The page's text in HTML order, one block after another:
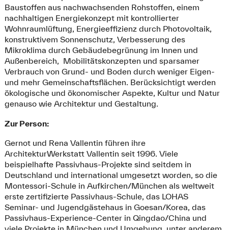
Baustoffen aus nachwachsenden Rohstoffen, einem
nachhaltigen Energiekonzept mit kontrollierter
Wohnraumlüftung, Energieeffizienz durch Photovoltaik,
konstruktivem Sonnenschutz, Verbesserung des
Mikroklima durch Gebäudebegrünung im Innen und
Außenbereich, Mobilitätskonzepten und sparsamer
Verbrauch von Grund- und Boden durch weniger Eigen-
und mehr Gemeinschaftsflächen. Berücksichtigt werden
ökologische und ökonomischer Aspekte, Kultur und Natur
genauso wie Architektur und Gestaltung.
Zur Person:
Gernot und Rena Vallentin führen ihre
ArchitekturWerkstatt Vallentin seit 1996. Viele
beispielhafte Passivhaus-Projekte sind seitdem in
Deutschland und international umgesetzt worden, so die
Montessori-Schule in Aufkirchen/München als weltweit
erste zertifizierte Passivhaus-Schule, das LOHAS
Seminar- und Jugendgästehaus in Goesan/Korea, das
Passivhaus-Experience-Center in Qingdao/China und